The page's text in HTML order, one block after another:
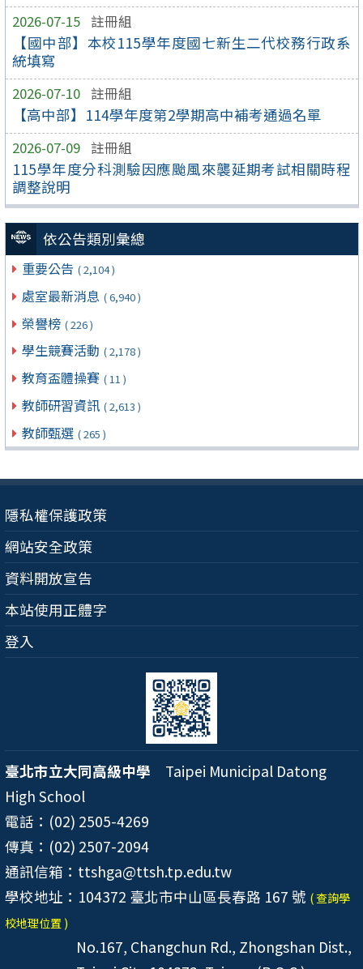
2026-07-15 註冊組
【國中部】本校115學年度國七新生二代校務行政系
統填寫
2026-07-10 註冊組
【高中部】114學年度第2學期高中補考通過名單
2026-07-09 註冊組
115學年度分科測驗因應颱風來襲延期考試相關時程
調整說明
依公告類別彙總
重要公告 ( 2,104 )
處室最新消息 ( 6,940 )
榮譽榜 ( 226 )
學生競賽活動 ( 2,178 )
教育盃體操賽 ( 11 )
教師研習資訊 ( 2,613 )
教師甄選 ( 265 )
隱私權保護政策
網站安全政策
資料開放宣告
本站使用正體字
登入
臺北市立大同高級中學 Taipei Municipal Datong
High School
電話：(02) 2505-4269
傳真：(02) 2507-2094
通訊信箱：ttshga@ttsh.tp.edu.tw
學校地址：104372 臺北市中山區長春路 167 號 ( 查詢學
校地理位置 )
No.167, Changchun Rd., Zhongshan Dist.,